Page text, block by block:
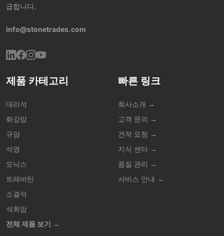
급합니다.
info@stonetrades.com
제품 카테고리
대리석
화강암
규암
석영
오닉스
트래버틴
소결석
석회암
전체 제품 보기 →
빠른 링크
회사소개 →
고객 문의 →
견적 요청 →
지식 센터 →
품질 관리 →
서비스 안내 →